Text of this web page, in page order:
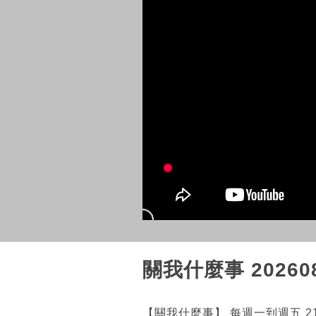
關我什麼事
【關我什麼事】 每週一到週五